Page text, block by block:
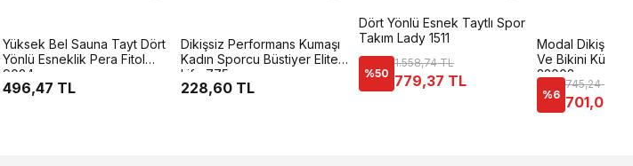
Yüksek Bel Sauna Tayt Dört
Yönlü Esneklik Pera Fitol
9024
496,47 TL
Dikişsiz Performans Kumaşı
Kadın Sporcu Büstiyer Elite
Life 775
228,60 TL
Dört Yönlü Esnek Taytlı Spor
Takım Lady 1511
%50
1.558,74 TL
779,37 TL
Modal Dikişsiz
Ve Bikini Külotlu
23003
%6
745,24 TL
701,00